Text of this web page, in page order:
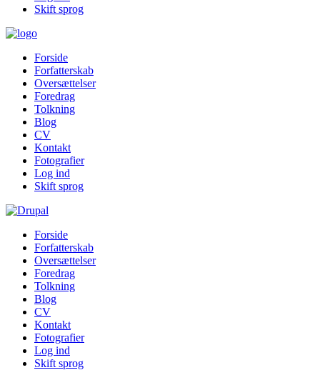
Skift sprog
Forside
Forfatterskab
Oversættelser
Foredrag
Tolkning
Blog
CV
Kontakt
Fotografier
Log ind
Skift sprog
Forside
Forfatterskab
Oversættelser
Foredrag
Tolkning
Blog
CV
Kontakt
Fotografier
Log ind
Skift sprog